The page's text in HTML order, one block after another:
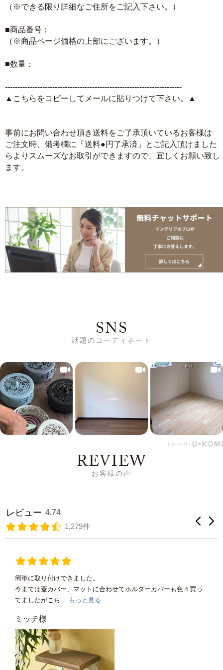
（※できる限り詳細なご住所をご記入下さい。）
■商品番号：
（※商品ページ価格の上部にございます。）
■数量：
-----------------------------------------------------------------------
▲こちらをコピーしてメールに貼りつけて下さい。▲
事前にお問い合わせ頂き送料をご了承頂いているお客様は
ご注文時、備考欄に「送料●円了承済」とご記入頂けました
らよりスムーズなお取引ができますので、宜しくお願い致し
ます。
SNS
話題のコーディネート
REVIEW
お客様の声
レビュー 4.74
1,279件
簡単に取り付けできました。
今までは蓋カバー、マットに合わせてホルダーカバーも色々買っ
てましたがこち...
もっと見る
ミッチ様